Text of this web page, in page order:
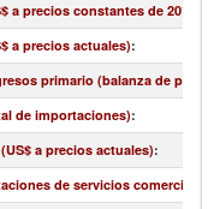
a precios constantes de 2010)
a precios actuales):
primario (balanza de
de importaciones):
a precios actuales):
de servicios comerciales)